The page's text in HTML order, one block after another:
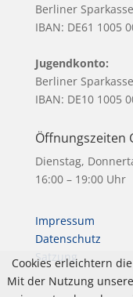
Berliner Sparkasse
IBAN: DE61 1005
Jugendkonto:
Berliner Sparkasse
IBAN: DE10 1005
Öffnungszeiten
Dienstag,
16:00 – 19:00 Uhr
Impressum
Datenschutz
Satzung
Cookies erleichtern
Mit der Nutzung